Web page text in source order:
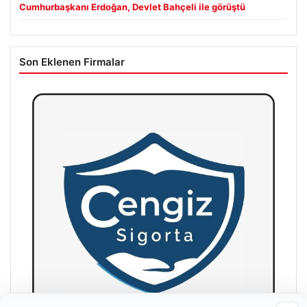
Cumhurbaşkanı Erdoğan, Devlet Bahçeli ile görüştü
Son Eklenen Firmalar